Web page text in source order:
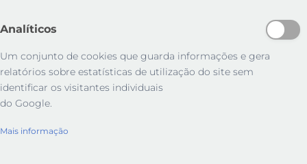
Analíticos
Um conjunto de cookies que guarda informações e gera
relatórios sobre estatísticas de utilização do site sem
identificar os visitantes individuais
do Google.
Mais informação